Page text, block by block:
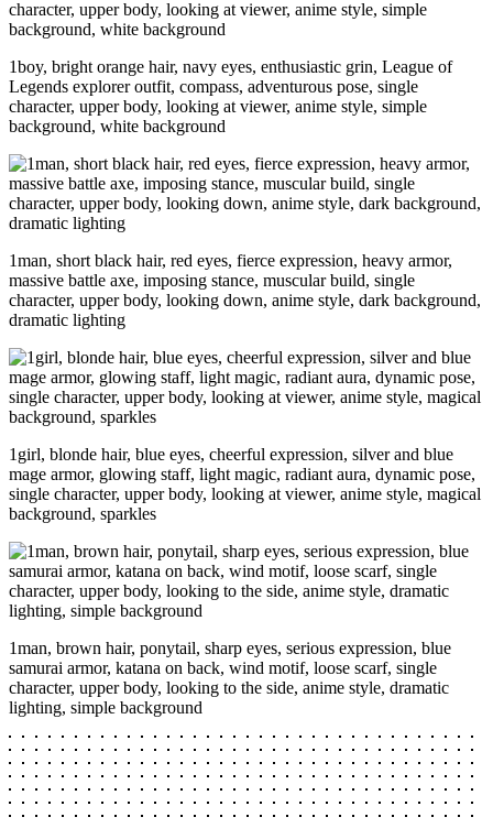
1boy, bright orange hair, navy eyes, enthusiastic grin, League of
Legends explorer outfit, compass, adventurous pose, single
character, upper body, looking at viewer, anime style, simple
background, white background
1man, short black hair, red eyes, fierce expression, heavy armor,
massive battle axe, imposing stance, muscular build, single
character, upper body, looking down, anime style, dark background,
dramatic lighting
1girl, blonde hair, blue eyes, cheerful expression, silver and blue
mage armor, glowing staff, light magic, radiant aura, dynamic pose,
single character, upper body, looking at viewer, anime style, magical
background, sparkles
1man, brown hair, ponytail, sharp eyes, serious expression, blue
samurai armor, katana on back, wind motif, loose scarf, single
character, upper body, looking to the side, anime style, dramatic
lighting, simple background